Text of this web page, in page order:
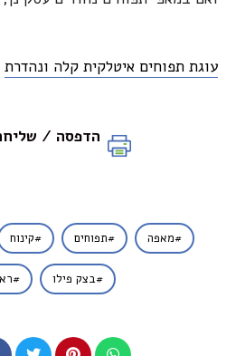
עוגת תפוחים איטלקית קלה ונהדרת
הדפסה /
מאפה תפוחים קינוח
בצק פילו